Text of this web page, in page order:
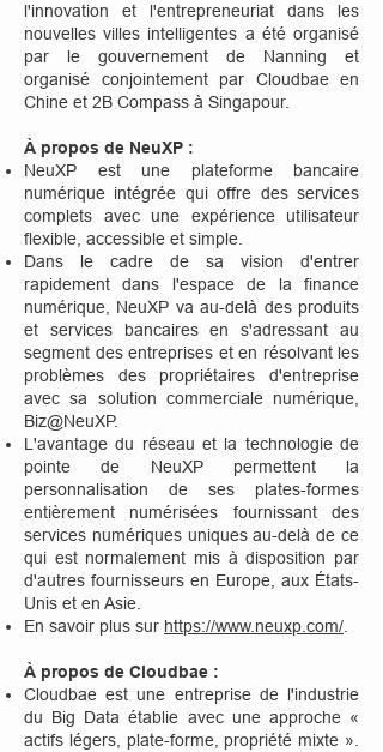
l'innovation et l'entrepreneuriat dans les
nouvelles villes intelligentes a été organisé
par le gouvernement de Nanning et
organisé conjointement par Cloudbae en
Chine et 2B Compass à Singapour.
À propos de NeuXP :
NeuXP est une plateforme bancaire
numérique intégrée qui offre des services
complets avec une expérience utilisateur
flexible, accessible et simple.
Dans le cadre de sa vision d'entrer
rapidement dans l'espace de la finance
numérique, NeuXP va au-delà des produits
et services bancaires en s'adressant au
segment des entreprises et en résolvant les
problèmes des propriétaires d'entreprise
avec sa solution commerciale numérique,
Biz@NeuXP.
L'avantage du réseau et la technologie de
pointe de NeuXP permettent la
personnalisation de ses plates-formes
entièrement numérisées fournissant des
services numériques uniques au-delà de ce
qui est normalement mis à disposition par
d'autres fournisseurs en Europe, aux États-
Unis et en Asie.
En savoir plus sur https://www.neuxp.com/
À propos de Cloudbae :
Cloudbae est une entreprise de l'industrie
du Big Data établie avec une approche «
actifs légers, plate-forme, propriété mixte ».